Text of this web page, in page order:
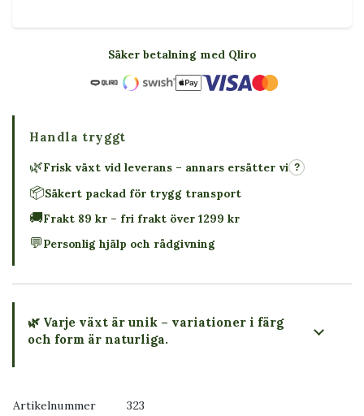
Säker betalning med Qliro
Handla tryggt
🌿Frisk växt vid leverans – annars ersätter vi ?
📦Säkert packad för trygg transport
🚚Frakt 89 kr – fri frakt över 1299 kr
💬Personlig hjälp och rådgivning
🌿 Varje växt är unik – variationer i färg
och form är naturliga.
Artikelnummer 323